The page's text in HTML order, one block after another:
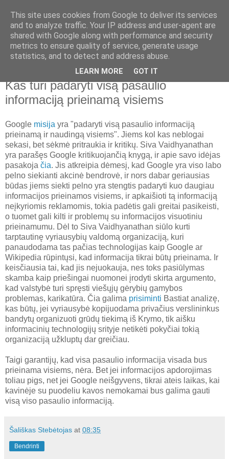
Nematoma ranka
Laisvė, ekonomika, istorija, politika, laisvalaikis ir filosofija
2011 m. rugpjūčio 3 d., trečiadienis
Kas turi padaryti visą pasaulio
informaciją prieinamą visiems
Google misija yra "padaryti visą pasaulio informaciją
prieinamą ir naudingą visiems". Jiems kol kas neblogai
sekasi, bet sėkmė pritraukia ir kritikų. Siva Vaidhyanathan
yra parašęs Google kritikuojančią knygą, ir apie savo idėjas
pasakoja čia. Jis atkreipia dėmesį, kad Google yra viso labo
pelno siekianti akcinė bendrovė, ir nors dabar geriausias
būdas jiems siekti pelno yra stengtis padaryti kuo daugiau
informacijos prieinamos visiems, ir apkaišioti tą informaciją
neįkyriomis reklamomis, tokia padėtis gali greitai pasikeisti,
o tuomet gali kilti ir problemų su informacijos visuotiniu
prieinamumu. Dėl to Siva Vaidhyanathan siūlo kurti
tarptautinę vyriausybių valdomą organizaciją, kuri
panaudodama tas pačias technologijas kaip Google ar
Wikipedia rūpintųsi, kad informacija tikrai būtų prieinama. Ir
keisčiausia tai, kad jis nejuokauja, nes toks pasiūlymas
skamba kaip priešingai nuomonei įrodyti skirta argumento,
kad valstybė turi spręsti viešųjų gėrybių gamybos
problemas, karikatūra. Čia galima prisiminti Bastiat analizę,
kas būtų, jei vyriausybė kopijuodama privačius verslininkus
bandytų organizuoti grūdų tiekimą iš Krymo, tik aišku
informacinių technologijų srityje netikėti pokyčiai tokią
organizaciją užkluptų dar greičiau.
Taigi garantijų, kad visa pasaulio informacija visada bus
prieinama visiems, nėra. Bet jei informacijos apdorojimas
toliau pigs, net jei Google neišgyvens, tikrai ateis laikas, kai
kavinėje su puodeliu kavos nemokamai bus galima gauti
visą viso pasaulio informaciją.
Šališkas Stebėtojas at 08:35
Bendrinti
This site uses cookies from Google to deliver its services
and to analyze traffic. Your IP address and user-agent are
shared with Google along with performance and security
metrics to ensure quality of service, generate usage
statistics, and to detect and address abuse.
LEARN MORE GOT IT